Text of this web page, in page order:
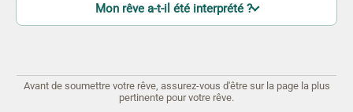
Mon rêve a-t-il été interprété ?
Avant de soumettre votre rêve, assurez-vous d'être sur la page la plus
pertinente pour votre rêve.